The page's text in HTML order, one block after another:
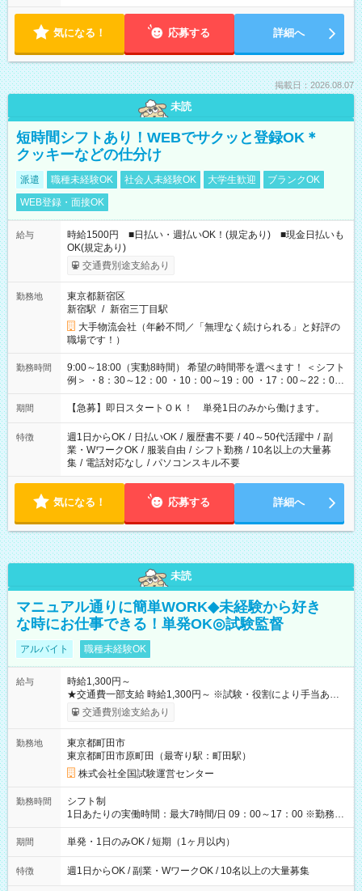
気になる！ 応募する 詳細へ
掲載日：2026.08.07
未読
短時間シフトあり！WEBでサクッと登録OK＊
クッキーなどの仕分け
派遣 職種未経験OK 社会人未経験OK 大学生歓迎
ブランクOK
WEB登録・面接OK
給与
時給1500円 ■日払い・週払いOK！(規定あり) ■現金日払いも
OK(規定あり)
交通費別途支給あり
勤務地
東京都新宿区
新宿駅 / 新宿三丁目駅
大手物流会社（年齢不問／「無理なく続けられる」と好評の
職場です！）
勤務時間
9:00～18:00（実動8時間） 希望の時間帯を選べます！ ＜シフト
例＞ ・8：30～12：00 ・10：00～19：00 ・17：00～22：00
・13：00～22：00 ・22：00～翌6：00 など
期間 【急募】即日スタートＯＫ！ 単発1日のみから働けます。
特徴 週1日からOK / 日払いOK / 履歴書不要 / 40～50代活躍中 / 副
業・WワークOK / 服装自由 / シフト勤務 / 10名以上の大量募
集 / 電話対応なし / パソコンスキル不要
気になる！ 応募する 詳細へ
未読
マニュアル通りに簡単WORK◆未経験から好き
な時にお仕事できる！単発OK◎試験監督
アルバイト 職種未経験OK
給与
時給1,300円～
★交通費一部支給 時給1,300円～ ※試験・役割により手当あり
※勤務回数により昇給あり 【即給（前払い）オプションあ
り！】 希望される場合、勤務から1週間ほどで給与の一部を受け
例】 ・河合塾模擬試験 8:30～17:30（休憩1時間） 時給1,300円
×8時間＝日収10,400円＋交通費 ※当日の役割により時給＋100
円の場合あり ・国家試験 7:00～13:30（休憩なし） 時給1,300
円（役割手当＋100円）×6時間＝日収8,400円＋交通費 【試用期
間】試用期間なし
交通費別途支給あり
勤務地
東京都町田市
東京都町田市原町田（最寄り駅：町田駅）
株式会社全国試験運営センター
勤務時間
シフト制
1日あたりの実働時間：最大7時間/日 09：00～17：00 ※勤務時
間は 試験により異なります。
期間 単発・1日のみOK / 短期（1ヶ月以内）
特徴 週1日からOK / 副業・WワークOK / 10名以上の大量募集